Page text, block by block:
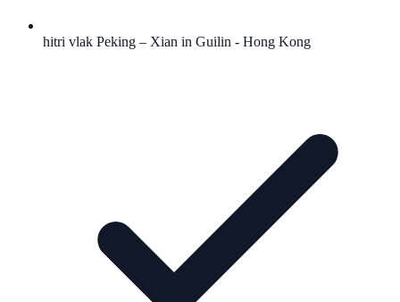
hitri vlak Peking – Xian in Guilin - Hong Kong